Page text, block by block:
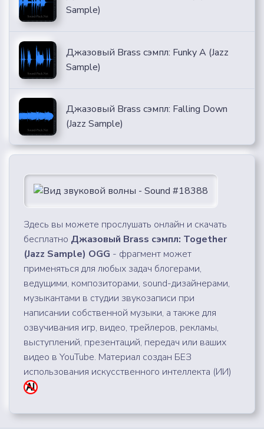
Sample)
Джазовый Brass сэмпл: Funky A (Jazz
Sample)
Джазовый Brass сэмпл: Falling Down
(Jazz Sample)
Здесь вы можете прослушать онлайн и скачать
бесплатно Джазовый Brass сэмпл: Together
(Jazz Sample) OGG - фрагмент может
применяться для любых задач блогерами,
ведущими, композиторами, sound-дизайнерами,
музыкантами в студии звукозаписи при
написании собственной музыки, а также для
озвучивания игр, видео, трейлеров, рекламы,
выступлений, презентаций, передач или ваших
видео в YouTube. Материал создан БЕЗ
использования искусственного интеллекта (ИИ)